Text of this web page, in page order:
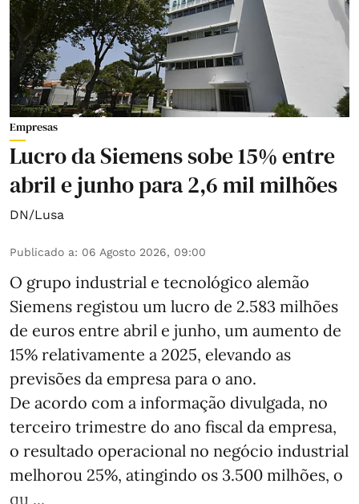
Empresas
Lucro da Siemens sobe 15% entre
abril e junho para 2,6 mil milhões
DN/Lusa
Publicado a: 06 Agosto 2026, 09:00
O grupo industrial e tecnológico alemão
Siemens registou um lucro de 2.583 milhões
de euros entre abril e junho, um aumento de
15% relativamente a 2025, elevando as
previsões da empresa para o ano.
De acordo com a informação divulgada, no
terceiro trimestre do ano fiscal da empresa,
o resultado operacional no negócio industrial
melhorou 25%, atingindo os 3.500 milhões, o
qu ...